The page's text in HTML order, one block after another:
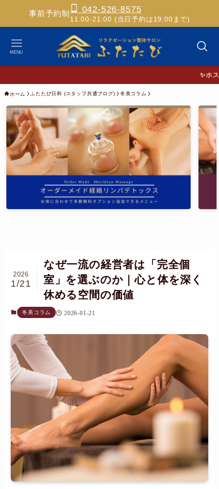
事前予約制 042-526-8575
11:00-21:00 (当日予約は19:00まで)
MENU
✨ホスピタリ
ホーム ふたたび日和 (スタッフ共通ブログ) 冬美コラム
なぜ一流の経営者は「完全個
室」を選ぶのか｜心と体を深く
休める空間の価値
2026
1/21
冬美コラム 2026-01-21